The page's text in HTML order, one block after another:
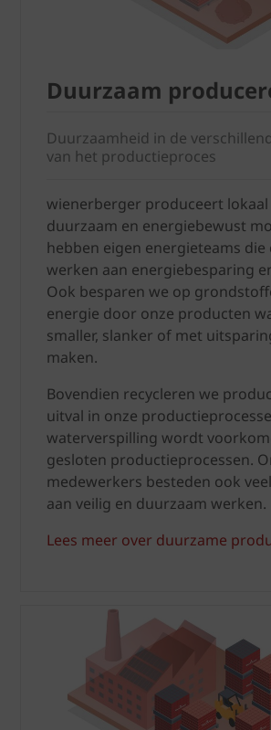
Duurzaam
Duurzaamheid in de
van het productieproces
wienerberger produceert lokaal
duurzaam en energiebewust
hebben eigen energieteams die
werken aan energiebesparing
Ook besparen we op
energie door onze producten
smaller, slanker of met
maken.
Bovendien recycleren we
uitval in onze
waterverspilling wordt
gesloten productieprocessen.
medewerkers besteden ook
aan veilig en duurzaam werken.
Lees meer over duurzame